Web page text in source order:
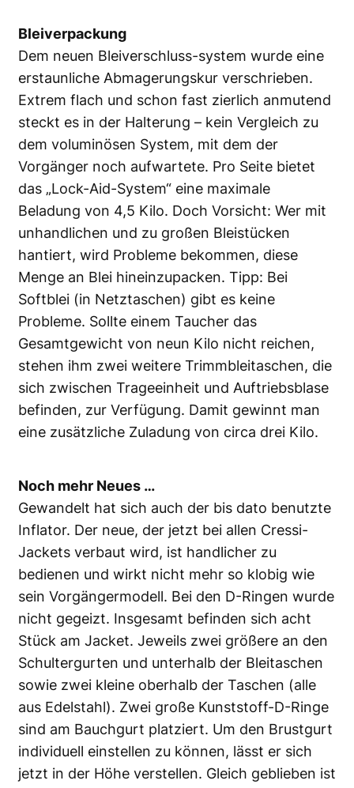
Bleiverpackung
Dem neuen Bleiverschluss-system wurde eine
erstaunliche Abmagerungskur verschrieben.
Extrem flach und schon fast zierlich anmutend
steckt es in der Halterung – kein Vergleich zu
dem voluminösen System, mit dem der
Vorgänger noch aufwartete. Pro Seite bietet
das „Lock-Aid-System“ eine maximale
Beladung von 4,5 Kilo. Doch Vorsicht: Wer mit
unhandlichen und zu großen Bleistücken
hantiert, wird Probleme bekommen, diese
Menge an Blei hineinzupacken. Tipp: Bei
Softblei (in Netztaschen) gibt es keine
Probleme. Sollte einem Taucher das
Gesamtgewicht von neun Kilo nicht reichen,
stehen ihm zwei weitere Trimmbleitaschen, die
sich zwischen Trageeinheit und Auftriebsblase
befinden, zur Verfügung. Damit gewinnt man
eine zusätzliche Zuladung von circa drei Kilo.
Noch mehr Neues …
Gewandelt hat sich auch der bis dato benutzte
Inflator. Der neue, der jetzt bei allen Cressi-
Jackets verbaut wird, ist handlicher zu
bedienen und wirkt nicht mehr so klobig wie
sein Vorgängermodell. Bei den D-Ringen wurde
nicht gegeizt. Insgesamt befinden sich acht
Stück am Jacket. Jeweils zwei größere an den
Schultergurten und unterhalb der Bleitaschen
sowie zwei kleine oberhalb der Taschen (alle
aus Edelstahl). Zwei große Kunststoff-D-Ringe
sind am Bauchgurt platziert. Um den Brustgurt
individuell einstellen zu können, lässt er sich
jetzt in der Höhe verstellen. Gleich geblieben ist